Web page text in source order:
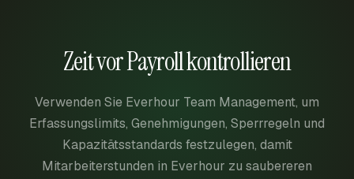
Zeit vor Payroll kontrollieren
Verwenden Sie Everhour Team Management, um
Erfassungslimits, Genehmigungen, Sperrregeln und
Kapazitätsstandards festzulegen, damit
Mitarbeiterstunden in Everhour zu saubereren